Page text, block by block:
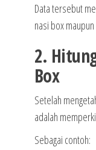
Data tersebut
nasi box
2.
Box
Setelah
adalah
Sebagai contoh: